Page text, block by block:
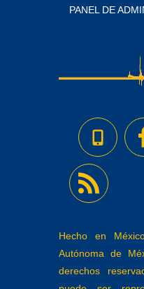
PANEL DE
Hecho en
Autónoma de
derechos